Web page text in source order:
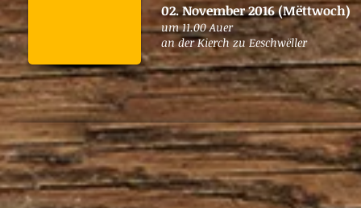
02. November 2016 (Mëttwoch)
um 11.00 Auer
an der Kierch zu Eeschwëller